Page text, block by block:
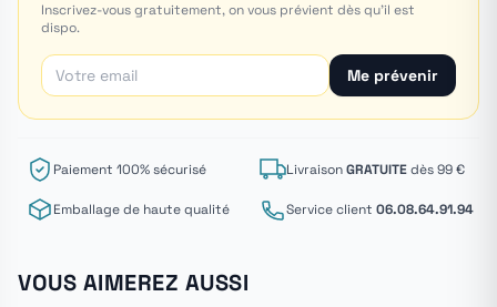
Inscrivez-vous gratuitement, on vous prévient dès qu'il est
dispo.
Me prévenir
Paiement 100% sécurisé LivraisonGRATUITEdès 99 €
Emballage de haute qualité Service client 06.08.64.91.94
VOUS AIMEREZ AUSSI